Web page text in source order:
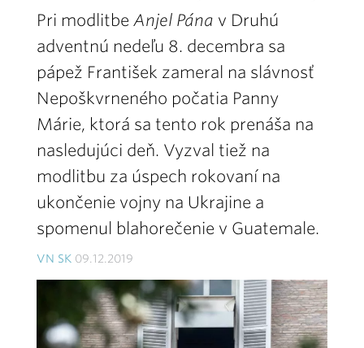
Pri modlitbe Anjel Pána v Druhú
adventnú nedeľu 8. decembra sa
pápež František zameral na slávnosť
Nepoškvrneného počatia Panny
Márie, ktorá sa tento rok prenáša na
nasledujúci deň. Vyzval tiež na
modlitbu za úspech rokovaní na
ukončenie vojny na Ukrajine a
spomenul blahorečenie v Guatemale.
VN SK 09.12.2019